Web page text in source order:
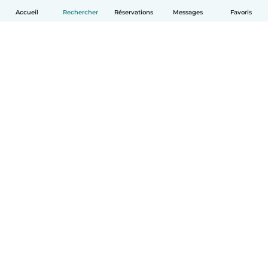
Accueil Rechercher Réservations Messages Favoris